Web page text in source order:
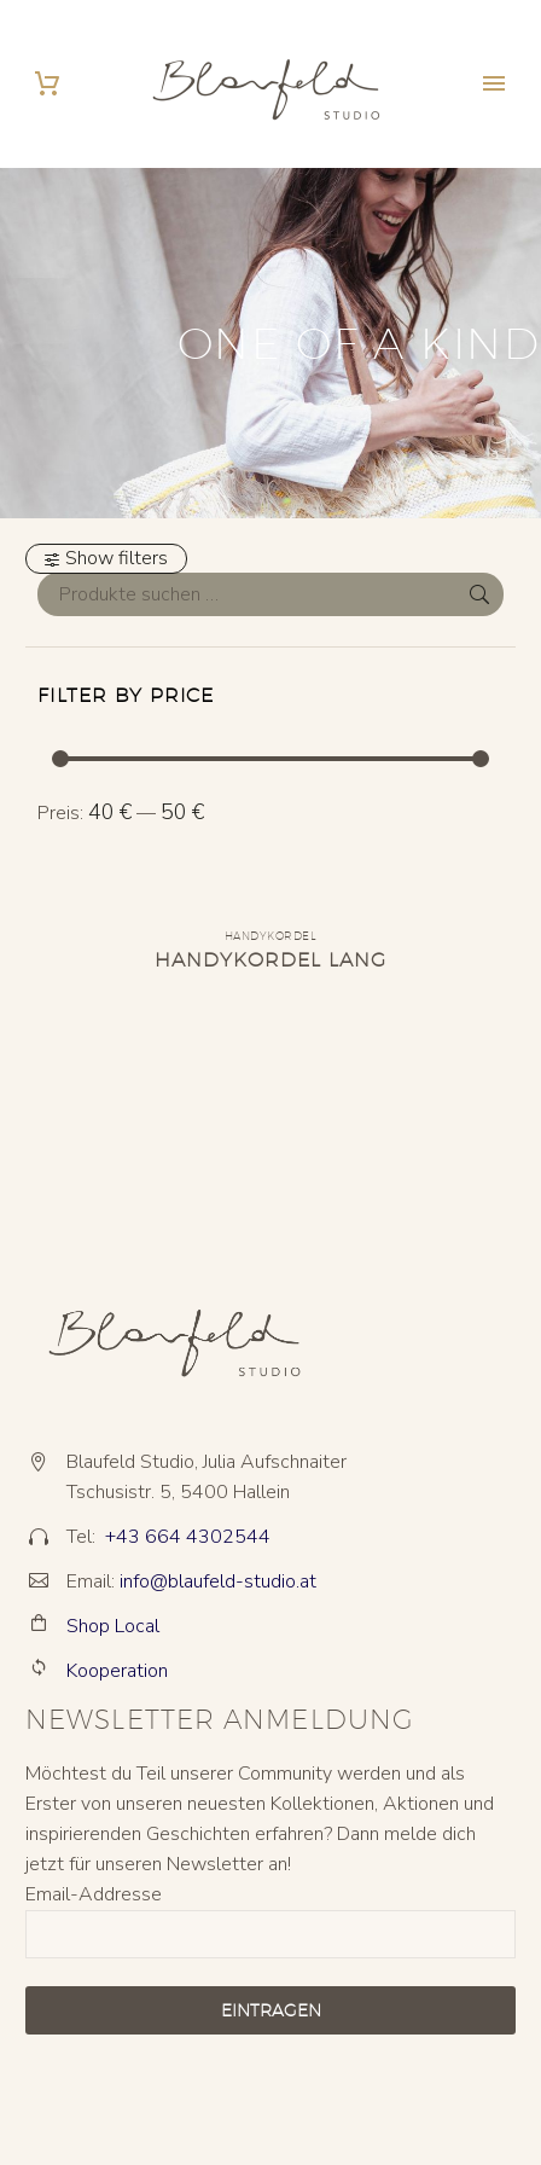
ONE OF A KIND
Show filters
FILTER BY PRICE
Min.
Max.
Preis: 40 €— 50 €
HANDYKORDEL
HANDYKORDEL LANG


Blaufeld Studio, Julia Aufschnaiter
Tschusistr. 5, 5400 Hallein

 Tel: +43 664 4302544

 Email: info@blaufeld-studio.at

 Shop Local

 Kooperation
NEWSLETTER ANMELDUNG
Möchtest du Teil unserer Community werden und als
Erster von unseren neuesten Kollektionen, Aktionen und
inspirierenden Geschichten erfahren? Dann melde dich
jetzt für unseren Newsletter an!
Email-Addresse
EINTRAGEN